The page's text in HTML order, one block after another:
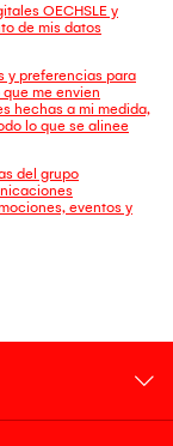
OECHSLE y
de mis datos
y preferencias para
me envien
hechas a mi medida,
lo que se alinee
del grupo
eventos y